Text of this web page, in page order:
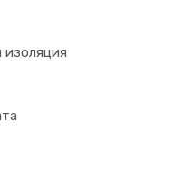
изоляция